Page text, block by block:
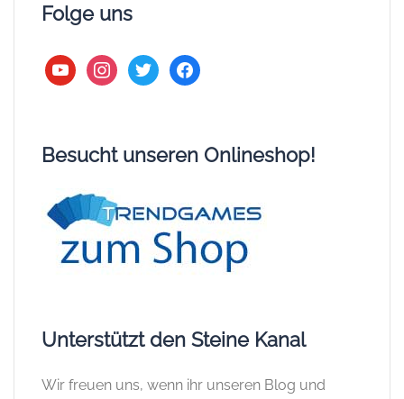
Folge uns
youtubeinstagram
twitter facebook
Besucht unseren Onlineshop!
Unterstützt den Steine Kanal
Wir freuen uns, wenn ihr unseren Blog und